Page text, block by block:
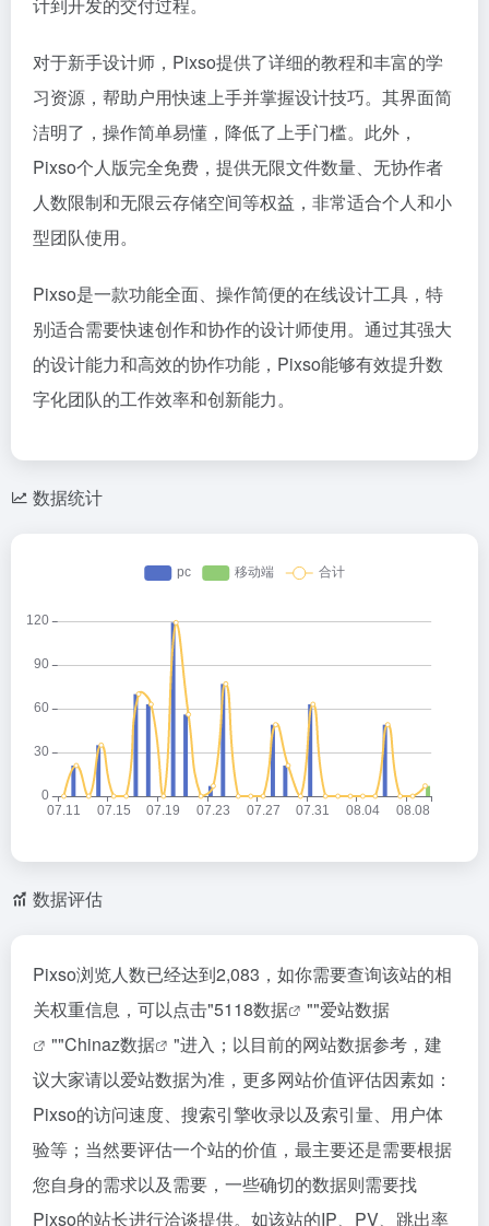
对于新手设计师，Pixso提供了详细的教程和丰富的学
习资源，帮助户用快速上手并掌握设计技巧。其界面简
洁明了，操作简单易懂，降低了上手门槛。此外，
Pixso个人版完全免费，提供无限文件数量、无协作者
人数限制和无限云存储空间等权益，非常适合个人和小
型团队使用。
Pixso是一款功能全面、操作简便的在线设计工具，特
别适合需要快速创作和协作的设计师使用。通过其强大
的设计能力和高效的协作功能，Pixso能够有效提升数
字化团队的工作效率和创新能力。
数据统计
数据评估
Pixso浏览人数已经达到2,083，如你需要查询该站的相
关权重信息，可以点击"5118数据 ""爱站数据
""Chinaz数据
"进入；以目前的网站数据参考，建
议大家请以爱站数据为准，更多网站价值评估因素如：
Pixso的访问速度、搜索引擎收录以及索引量、用户体
验等；当然要评估一个站的价值，最主要还是需要根据
您自身的需求以及需要，一些确切的数据则需要找
Pixso的站长进行洽谈提供。如该站的IP、PV、跳出率